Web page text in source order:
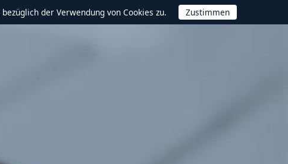
der Verwendung von Cookies zu.